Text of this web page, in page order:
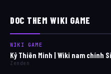
DOC THEM WIKI GAME
WIKI GAME
Kỷ Thiên Minh | Wiki nam chính
Zenden